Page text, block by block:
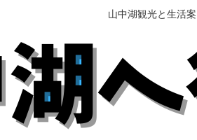
山中湖観光と生活